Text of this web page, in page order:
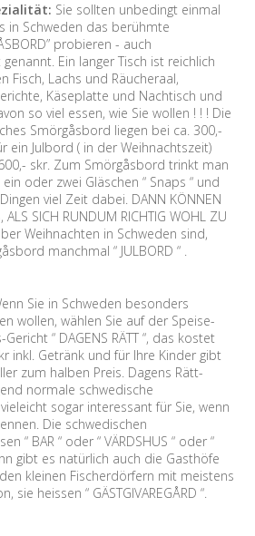
Sie sollten unbedingt einmal
in Schweden das berühmte
probieren - auch
Ein langer Tisch ist reichlich
Fisch, Lachs und Räucheraal,
Käseplatte und Nachtisch und
so viel essen, wie Sie wollen ! ! ! Die
Smörgåsbord liegen bei ca. 300,-
ein Julbord ( in der Weihnachtszeit)
skr. Zum Smörgåsbord trinkt man
oder zwei Gläschen “ Snaps “ und
viel Zeit dabei. DANN KÖNNEN
ALS SICH RUNDUM RICHTIG WOHL ZU
Weihnachten in Schweden sind,
manchmal “ JULBORD “ .
Sie in Schweden besonders
wollen, wählen Sie auf der Speise-
“ DAGENS RÄTT “, das kostet
inkl. Getränk und für Ihre Kinder gibt
zum halben Preis. Dagens Rätt-
normale schwedische
sogar interessant für Sie, wenn
Die schwedischen
“ BAR “ oder “ VÄRDSHUS “ oder “
gibt es natürlich auch die Gasthöfe
kleinen Fischerdörfern mit meistens
heissen “ GÄSTGIVAREGÅRD “.